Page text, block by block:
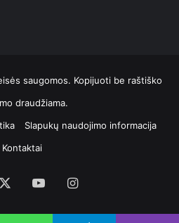
saugomos. Kopijuoti be raštiško
draudžiama.
Slapukų naudojimo informacija
Kontaktai
YouTubeInstagram